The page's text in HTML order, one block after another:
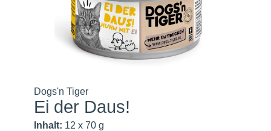
Dogs'n Tiger
Ei der Daus!
Inhalt: 12 x 70 g